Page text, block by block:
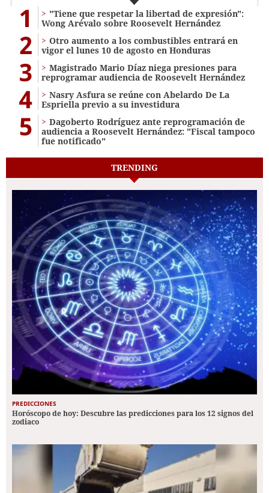
1
"Tiene que respetar la libertad de expresión":
Wong Arévalo sobre Roosevelt Hernández
2
Otro aumento a los combustibles entrará en
vigor el lunes 10 de agosto en Honduras
3
Magistrado Mario Díaz niega presiones para
reprogramar audiencia de Roosevelt Hernández
4
Nasry Asfura se reúne con Abelardo De La
Espriella previo a su investidura
5
Dagoberto Rodríguez ante reprogramación de
audiencia a Roosevelt Hernández: "Fiscal tampoco
fue notificado"
TRENDING
PREDICCIONES
Horóscopo de hoy: Descubre las predicciones para los 12 signos del
zodiaco